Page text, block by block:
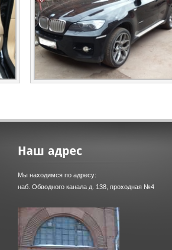
Мы находимся по адресу:
наб. Обводного канала д. 138, проходная №4